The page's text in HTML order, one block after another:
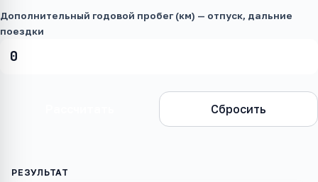
Дополнительный годовой пробег (км) — отпуск, дальние
поездки
Сбросить